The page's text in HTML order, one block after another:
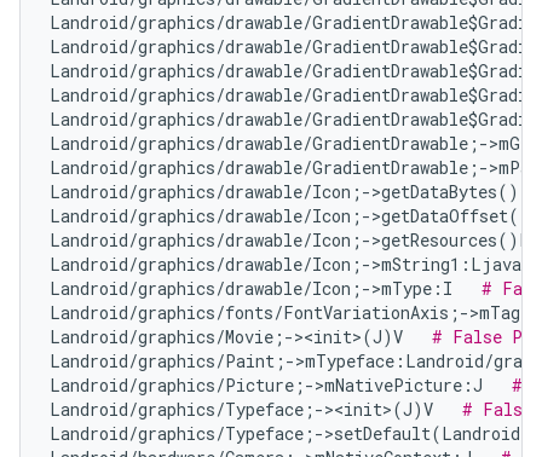
Landroid/graphics/drawable/
Landroid/graphics/drawable/
Landroid/graphics/drawable/
Landroid/graphics/drawable/
Landroid/graphics/drawable/
Landroid/graphics/drawable/GradientDrawable;-
Landroid/graphics/drawable/GradientDrawable;-
Landroid/graphics/drawable/Icon;-
Landroid/graphics/drawable/Icon;-
Landroid/graphics/drawable/Icon;-
Landroid/graphics/drawable/Icon;-
Landroid/graphics/drawable/Icon;->mType:I #
Landroid/graphics/fonts/FontVariationAxis;-
Landroid/graphics/Movie;-><init>(J)V # False
Landroid/graphics/Paint;->mTypeface:Landroid/
Landroid/graphics/Picture;->mNativePicture:J #
Landroid/graphics/Typeface;-><init>(J)V # False
Landroid/graphics/Typeface;-